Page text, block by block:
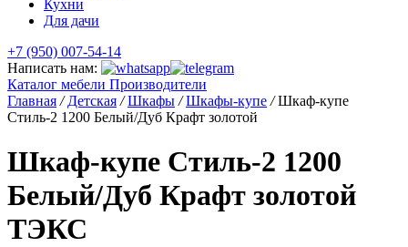
Кухни
Для дачи
+7 (950) 007-54-14
Написать нам:
Каталог мебели Производители
Главная / Детская / Шкафы / Шкафы-купе / Шкаф-купе
Стиль-2 1200 Белый/Дуб Крафт золотой
Шкаф-купе Стиль-2 1200
Белый/Дуб Крафт золотой
ТЭКС